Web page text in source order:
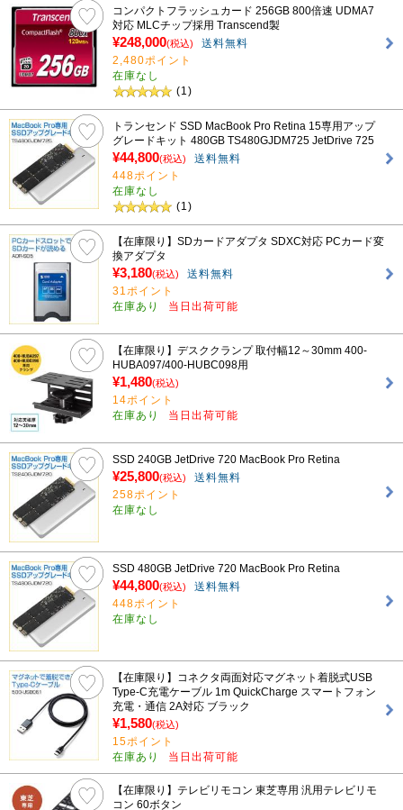
コンパクトフラッシュカード 256GB 800倍速 UDMA7
対応 MLCチップ採用 Transcend製
¥248,000(税込)
送料無料
2,480ポイント
在庫なし
(1)
トランセンド SSD MacBook Pro Retina 15専用アップ
グレードキット 480GB TS480GJDM725 JetDrive 725
¥44,800(税込)
送料無料
448ポイント
在庫なし
(1)
【在庫限り】SDカードアダプタ SDXC対応 PCカード変
換アダプタ
¥3,180(税込)
送料無料
31ポイント
在庫あり
当日出荷可能
【在庫限り】デスククランプ 取付幅12～30mm 400-
HUBA097/400-HUBC098用
¥1,480(税込)
14ポイント
在庫あり
当日出荷可能
SSD 240GB JetDrive 720 MacBook Pro Retina
¥25,800(税込)
送料無料
258ポイント
在庫なし
SSD 480GB JetDrive 720 MacBook Pro Retina
¥44,800(税込)
送料無料
448ポイント
在庫なし
【在庫限り】コネクタ両面対応マグネット着脱式USB
Type-C充電ケーブル 1m QuickCharge スマートフォン
充電・通信 2A対応 ブラック
¥1,580(税込)
15ポイント
在庫あり
当日出荷可能
【在庫限り】テレビリモコン 東芝専用 汎用テレビリモ
コン 60ボタン